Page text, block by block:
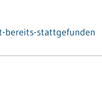
bereits-stattgefunden